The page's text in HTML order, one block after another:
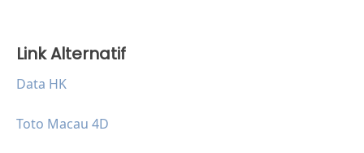
Link Alternatif
Data HK
Toto Macau 4D